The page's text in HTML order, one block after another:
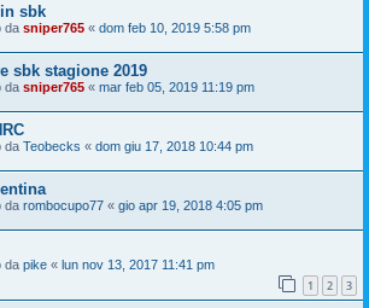
sbk
da sniper765 « dom feb 10, 2019 5:58 pm
sbk stagione 2019
da sniper765 « mar feb 05, 2019 11:19 pm
da Teobecks « dom giu 17, 2018 10:44 pm
da rombocupo77 « gio apr 19, 2018 4:05 pm
da pike « lun nov 13, 2017 11:41 pm
1 2 3